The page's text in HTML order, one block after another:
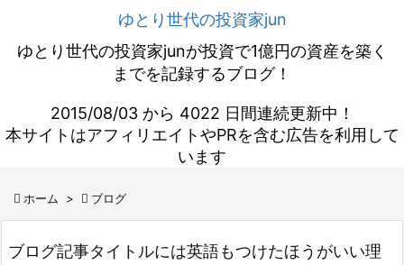
ゆとり世代の投資家jun
ゆとり世代の投資家junが投資で1億円の資産を築く
までを記録するブログ！
2015/08/03 から 4022 日間連続更新中！
本サイトはアフィリエイトやPRを含む広告を利用して
います
 ホーム >  ブログ
ブログ記事タイトルには英語もつけたほうがいい理